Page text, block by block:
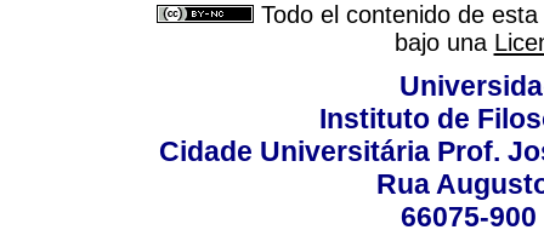
Todo el contenido de
bajo una
Instituto de
Cidade Universitária Prof.
Rua
66075-